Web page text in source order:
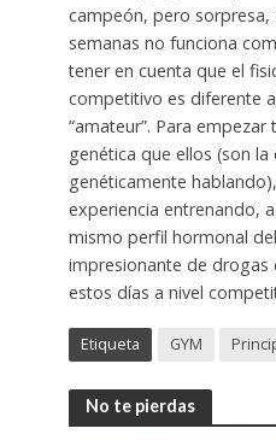
campeón, pero sorpresa,
semanas no funciona
tener en cuenta que el
competitivo es diferente
“amateur”. Para
genética que ellos (son la
genéticamente
experiencia entrenando,
mismo perfil hormonal
impresionante de drogas
estos días a nivel
Etiqueta GYM
No te pierdas